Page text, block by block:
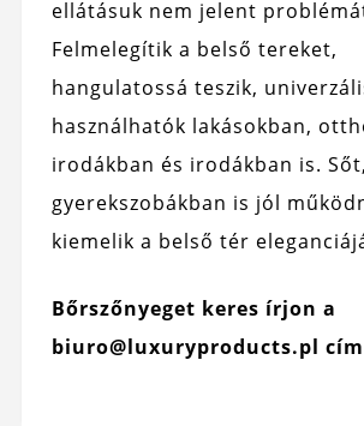
ellátásuk nem jelent
Felmelegítik a belső tereket,
hangulatossá teszik,
használhatók lakásokban,
irodákban és irodákban is.
gyerekszobákban is jól
kiemelik a belső tér
Bőrszőnyeget keres írjon a
biuro@luxuryproducts.pl